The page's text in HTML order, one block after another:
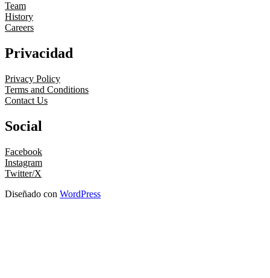
Team
History
Careers
Privacidad
Privacy Policy
Terms and Conditions
Contact Us
Social
Facebook
Instagram
Twitter/X
Diseñado con WordPress